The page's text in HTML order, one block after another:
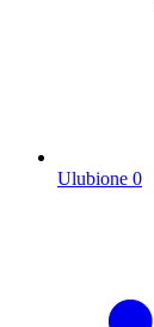
Ulubione 0